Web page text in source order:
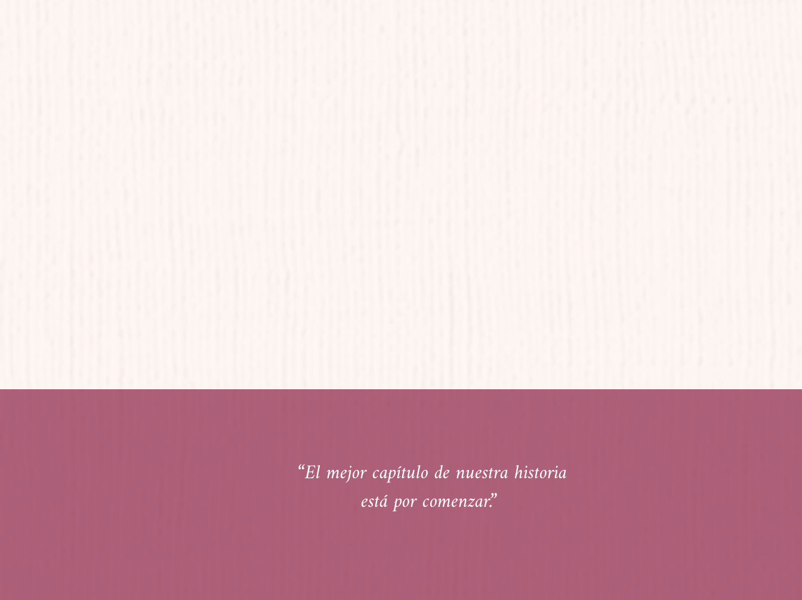
“El mejor capítulo de nuestra historia
está por comenzar.”